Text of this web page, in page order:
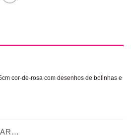
cor-de-rosa com desenhos de bolinhas e